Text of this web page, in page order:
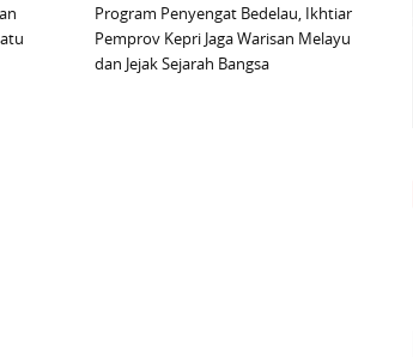
Program Penyengat Bedelau, Ikhtiar
Pemprov Kepri Jaga Warisan Melayu
dan Jejak Sejarah Bangsa